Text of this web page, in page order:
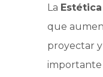
La
que
proyectar
importante